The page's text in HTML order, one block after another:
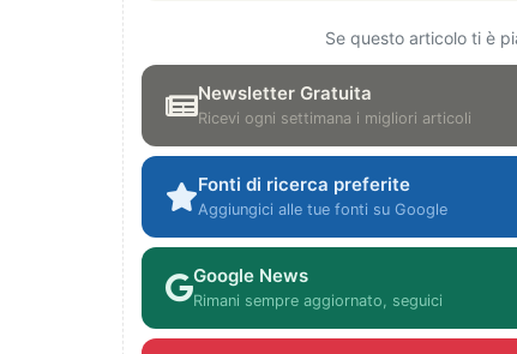
Se questo articolo ti è
Newsletter Gratuita
Ricevi ogni settimana i migliori articoli
Fonti di ricerca preferite
Aggiungici alle tue fonti su Google
Google News
Rimani sempre aggiornato, seguici